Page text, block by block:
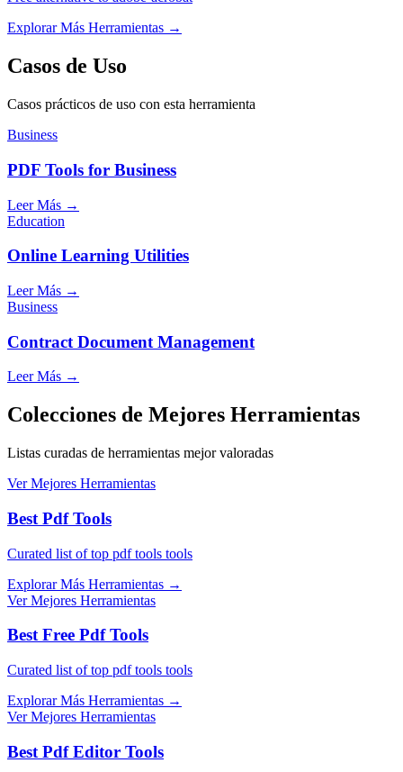
Explorar Más Herramientas →
Casos de Uso
Casos prácticos de uso con esta herramienta
Business
PDF Tools for Business
Leer Más →
Education
Online Learning Utilities
Leer Más →
Business
Contract Document Management
Leer Más →
Colecciones de Mejores Herramientas
Listas curadas de herramientas mejor valoradas
Ver Mejores Herramientas
Best Pdf Tools
Curated list of top pdf tools tools
Explorar Más Herramientas →
Ver Mejores Herramientas
Best Free Pdf Tools
Curated list of top pdf tools tools
Explorar Más Herramientas →
Ver Mejores Herramientas
Best Pdf Editor Tools